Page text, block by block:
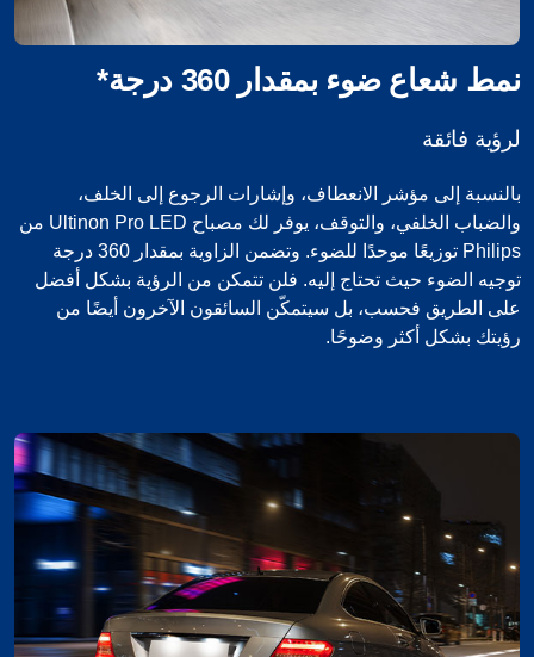
نمط شعاع ضوء بمقدار 360 درجة*
لرؤية فائقة
بالنسبة إلى مؤشر الانعطاف، وإشارات الرجوع إلى الخلف،
والضباب الخلفي، والتوقف، يوفر لك مصباح Ultinon Pro LED من
Philips توزيعًا موحدًا للضوء. وتضمن الزاوية بمقدار 360 درجة
توجيه الضوء حيث تحتاج إليه. فلن تتمكن من الرؤية بشكل أفضل
على الطريق فحسب، بل سيتمكّن السائقون الآخرون أيضًا من
رؤيتك بشكل أكثر وضوحًا.